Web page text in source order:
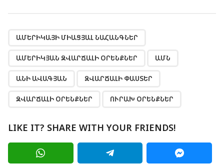
ԱՄԵՐԻԿԱՅԻ ՄԻԱՑՅԱԼ ՆԱՀԱՆԳՆԵՐ
ԱՄԵՐԻԿՅԱՆ ԶՎԱՐՃԱԼԻ ՕՐԵՆՔՆԵՐ ԱՄՆ
ԱՆԻ ԱՎԱԳՅԱՆ ԶՎԱՐՃԱԼԻ ՓԱՍՏԵՐ
ԶՎԱՐՃԱԼԻ ՕՐԵՆՔՆԵՐ ՈՒՐԱԽ ՕՐԵՆՔՆԵՐ
LIKE IT? SHARE WITH YOUR FRIENDS!